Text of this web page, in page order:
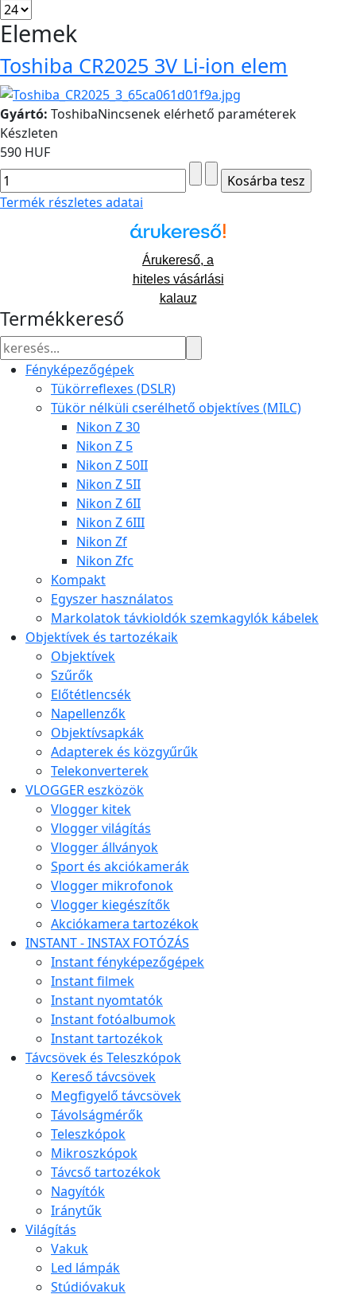
Elemek
Toshiba CR2025 3V Li-ion elem
Gyártó: ToshibaNincsenek elérhető paraméterek
Készleten
590 HUF
Termék részletes adatai
Árukereső, a
hiteles vásárlási
kalauz
Termékkereső
Fényképezőgépek
Tükörreflexes (DSLR)
Tükör nélküli cserélhető objektíves (MILC)
Nikon Z 30
Nikon Z 5
Nikon Z 50II
Nikon Z 5II
Nikon Z 6II
Nikon Z 6III
Nikon Zf
Nikon Zfc
Kompakt
Egyszer használatos
Markolatok távkioldók szemkagylók kábelek
Objektívek és tartozékaik
Objektívek
Szűrők
Előtétlencsék
Napellenzők
Objektívsapkák
Adapterek és közgyűrűk
Telekonverterek
VLOGGER eszközök
Vlogger kitek
Vlogger világítás
Vlogger állványok
Sport és akciókamerák
Vlogger mikrofonok
Vlogger kiegészítők
Akciókamera tartozékok
INSTANT - INSTAX FOTÓZÁS
Instant fényképezőgépek
Instant filmek
Instant nyomtatók
Instant fotóalbumok
Instant tartozékok
Távcsövek és Teleszkópok
Kereső távcsövek
Megfigyelő távcsövek
Távolságmérők
Teleszkópok
Mikroszkópok
Távcső tartozékok
Nagyítók
Iránytűk
Világítás
Vakuk
Led lámpák
Stúdióvakuk